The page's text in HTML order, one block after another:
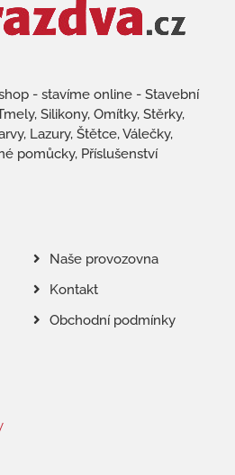
- stavíme online - Stavební
Silikony, Omítky, Stěrky,
Lazury, Štětce, Válečky,
pomůcky, Příslušenství
Naše provozovna
Kontakt
Obchodní podmínky